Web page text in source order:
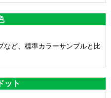
など、標準カラーサンプルと比
ット